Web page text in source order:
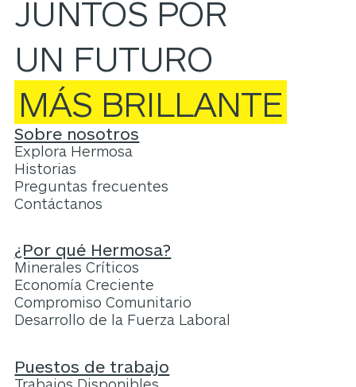
JUNTOS POR
UN FUTURO
MÁS BRILLANTE
Sobre nosotros
Explora Hermosa
Historias
Preguntas frecuentes
Contáctanos
¿Por qué Hermosa?
Minerales Críticos
Economía Creciente
Compromiso Comunitario
Desarrollo de la Fuerza Laboral
Puestos de trabajo